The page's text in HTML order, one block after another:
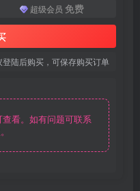
超级会员 免费
陆后购买，可保存购买订单
看。如有问题可联系